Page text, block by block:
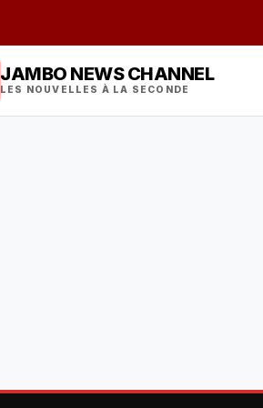
JAMBO NEWS CHANNEL
LES NOUVELLES À LA SECONDE